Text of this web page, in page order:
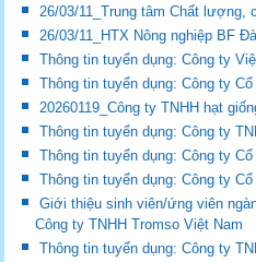
26/03/11_Trung tâm Chất lượng,
26/03/11_HTX Nông nghiệp BF
Thông tin tuyển dụng: Công ty
Thông tin tuyển dụng: Công ty
20260119_Công ty TNHH hạt
Thông tin tuyển dụng: Công ty
Thông tin tuyển dụng: Công ty
Thông tin tuyển dụng: Công ty
Giới thiệu sinh viên/ứng viên
Công ty TNHH Tromso Việt Nam
Thông tin tuyển dụng: Công ty